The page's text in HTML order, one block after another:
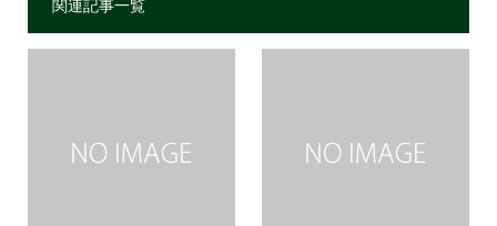
関連記事一覧